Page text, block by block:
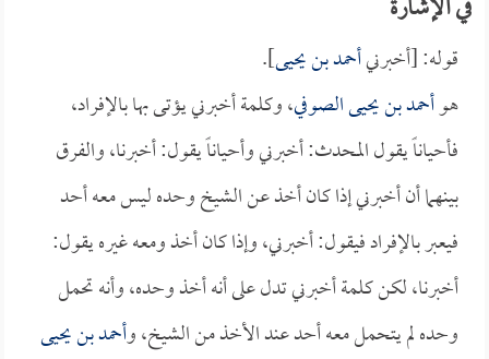
قوله: [أخبرنيأحمد بن يحيى].
هوأحمد بن يحيى الصوفي، وكلمة أخبرني يؤتى بها بالإفراد،
فأحياناً يقول المحدث: أخبرني وأحياناً يقول: أخبرنا، والفرق
بينهما أن أخبرني إذا كان أخذ عن الشيخ وحده ليس معه أحد
فيعبر بالإفراد فيقول: أخبرني، وإذا كان أخذ ومعه غيره يقول:
أخبرنا، لكن كلمة أخبرني تدل على أنه أخذ وحده، وأنه تحمل
وحده لم يتحمل معه أحد عند الأخذ من الشيخ، وأحمد بن يحيى